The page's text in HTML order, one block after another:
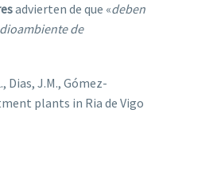
advierten de que «deben
de
Dias, J.M., Gómez-
plants in Ria de Vigo